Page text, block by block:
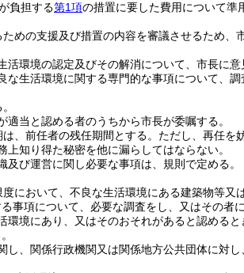
負担する第1項の措置に要した費用について準
めの支援及び措置の内容を審議させるため
環境の認定及びその解消について、市長に意
な生活環境に関する専門的な事項について、
当と認める者のうちから市長が委嘱する。
、前任者の残任期間とする。 ただし、再任を
知り得た秘密を他に漏らしてはならない。
び運営に関し必要な事項は、規則で定める。
において、不良な生活環境にある建築物等
事項について、必要な調査をし、又はその者
環境にあり、又はそのおそれがあると認める
し、関係行政機関又は関係地方公共団体に対